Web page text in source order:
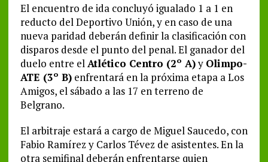
El encuentro de ida concluyó igualado 1 a 1 en
reducto del Deportivo Unión, y en caso de una
nueva paridad deberán definir la clasificación con
disparos desde el punto del penal. El ganador del
duelo entre elAtlético Centro (2º A)y Olimpo-
ATE (3º B)enfrentará en la próxima etapa a Los
Amigos, el sábado a las 17 en terreno de
Belgrano.
El arbitraje estará a cargo de Miguel Saucedo, con
Fabio Ramírez y Carlos Tévez de asistentes. En la
otra semifinal deberán enfrentarse quien